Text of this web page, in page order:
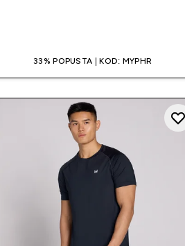
33% POPUSTA | KOD: MYPHR